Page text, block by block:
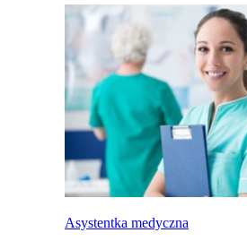
Asystentka medyczna